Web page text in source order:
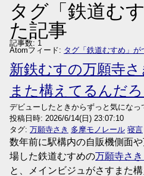
タグ「鉄道む
た記事
記事数: 1
Atomフィード: タグ「鉄道むすめ」が
新鉄むすの万願寺
また構えてるんだ
デビューしたときからずっと気になっ
投稿日時: 2026/6/14(日) 23:07:10
タグ: 万願寺さき 多摩モノレール 寝言
数年前に駅構内の自販機側面
場した鉄道むすめの万願寺さき
と、メインビジュがさすまた